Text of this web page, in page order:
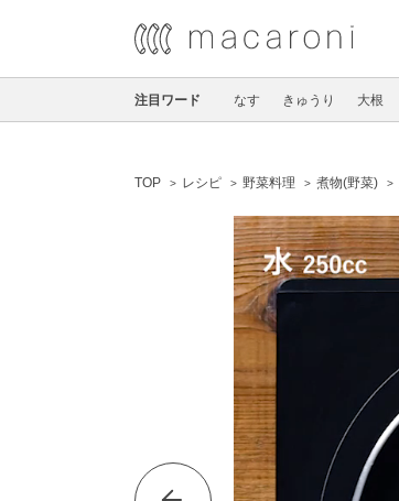
注目ワード なす きゅうり 大根
TOP レシピ 野菜料理 煮物(野菜)